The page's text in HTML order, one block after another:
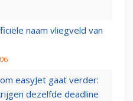
naam vliegveld van
easyJet gaat verder:
dezelfde deadline